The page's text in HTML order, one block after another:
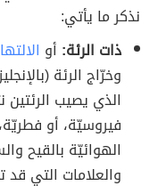
نذكر ما يأتي:
ذات الرئة: أو
الذي يصيب الرئتين
فيروسيّة، أو
الهوائيّة بالقيح
والعلامات التي قد